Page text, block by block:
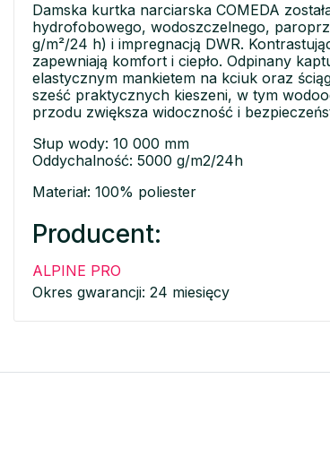
Damska kurtka narciarska COMEDA
hydrofobowego, wodoszczelnego,
g/m²/24 h) i impregnacją DWR.
zapewniają komfort i ciepło. Odpinany
elastycznym mankietem na kciuk oraz
sześć praktycznych kieszeni, w tym
przodu zwiększa widoczność i
Słup wody: 10 000 mm
Oddychalność: 5000 g/m2/24h
Materiał: 100% poliester
Producent:
ALPINE PRO
Okres gwarancji: 24 miesięcy